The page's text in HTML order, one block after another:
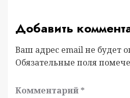
Добавить
Ваш адрес email не будет
Обязательные поля
Комментарий *